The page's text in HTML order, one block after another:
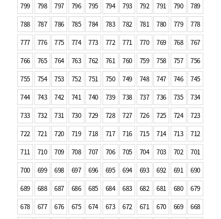
799
798 797 796 795 794 793 792 791 790
789
788
787 786 785 784 783 782 781 780 779
778
777
776 775 774 773 772 771 770 769 768
767
766
765 764 763 762 761 760 759 758 757
756
755
754 753 752 751 750 749 748 747 746
745
744
743 742 741 740 739 738 737 736 735
734
733
732 731 730 729 728 727 726 725 724
723
722
721 720 719 718 717 716 715 714 713
712
711
710 709 708 707 706 705 704 703 702
701
700
699 698 697 696 695 694 693 692 691
690
689
688 687 686 685 684 683 682 681 680
679
678
677 676 675 674 673 672 671 670 669
668